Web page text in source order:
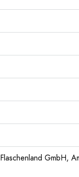
Flaschenland GmbH,